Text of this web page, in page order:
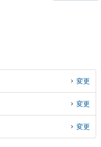
変更
変更
変更